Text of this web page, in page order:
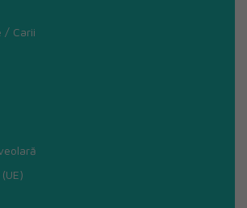
/ Carii